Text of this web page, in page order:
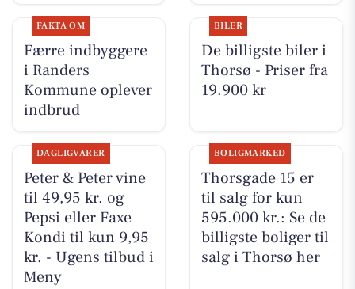
FAKTA OM
Færre indbyggere
i Randers
Kommune oplever
indbrud
BILER
De billigste biler i
Thorsø - Priser fra
19.900 kr
DAGLIGVARER
Peter & Peter vine
til 49,95 kr. og
Pepsi eller Faxe
Kondi til kun 9,95
kr. - Ugens tilbud i
Meny
BOLIGMARKED
Thorsgade 15 er
til salg for kun
595.000 kr.: Se de
billigste boliger til
salg i Thorsø her